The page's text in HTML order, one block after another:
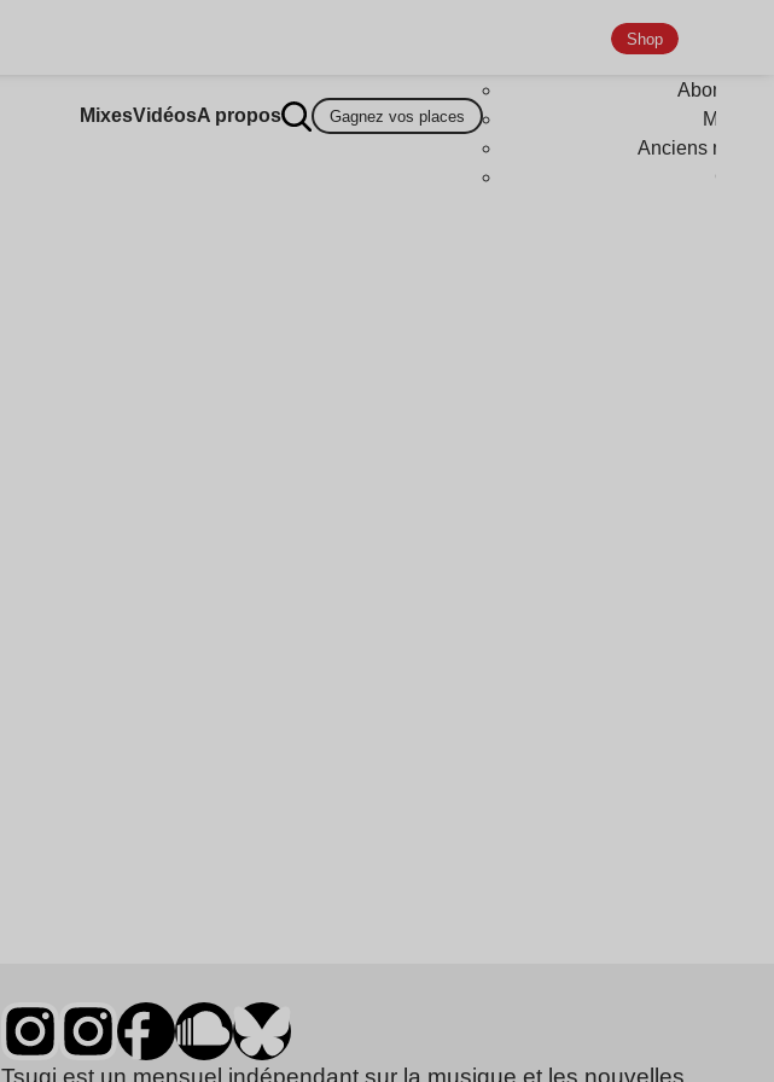
MixesVidéosA propos Gagnez vos places
Shop
Anciens
Tsugi est un mensuel indépendant sur la musique et les nouvelles